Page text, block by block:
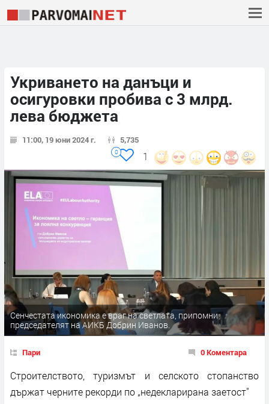
Укриването на данъци и
осигуровки пробива с 3 млрд.
лева бюджета
11:00, 19 юни 2024 г. 5,735
1
0
Сенчестата икономика е враг на светлата, припомни
председателят на АИКБ Добрин Иванов.
Пари 0 Коментара
Строителството, туризмът и селското стопанство
държат черните рекорди по „недекларирана заетост"